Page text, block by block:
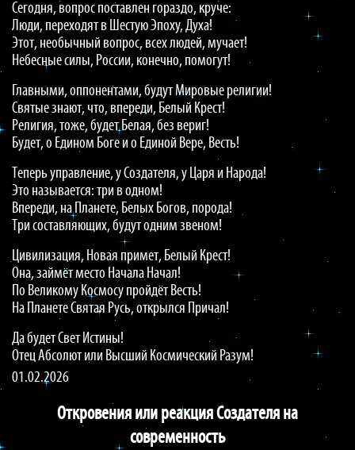
Сегодня, вопрос поставлен гораздо, круче:
Люди, переходят в Шестую Эпоху, Духа!
Этот, необычный вопрос, всех людей, мучает!
Небесные силы, России, конечно, помогут!
Главными, оппонентами, будут Мировые религии!
Святые знают, что, впереди, Белый Крест!
Религия, тоже, будет Белая, без вериг!
Будет, о Едином Боге и о Единой Вере, Весть!
Теперь управление, у Создателя, у Царя и Народа!
Это называется: три в одном!
Впереди, на Планете, Белых Богов, порода!
Три составляющих, будут одним звеном!
Цивилизация, Новая примет, Белый Крест!
Она, займёт место Начала Начал!
По Великому Космосу пройдёт Весть!
На Планете Святая Русь, открылся Причал!
Да будет Свет Истины!
Отец Абсолют или Высший Космический Разум!
01.02.2026
Откровения или реакция Создателя на
современность